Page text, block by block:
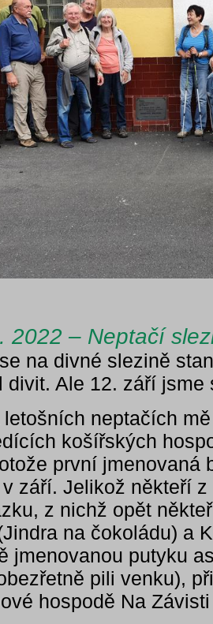
2022 – Neptačí
na divné slezině
divit. Ale 12. září
letošních neptačích
košířských
první jmenovaná
září. Jelikož někteří
z nichž opět
na čokoládu) a
jmenovanou putyku
pili venku),
hospodě Na